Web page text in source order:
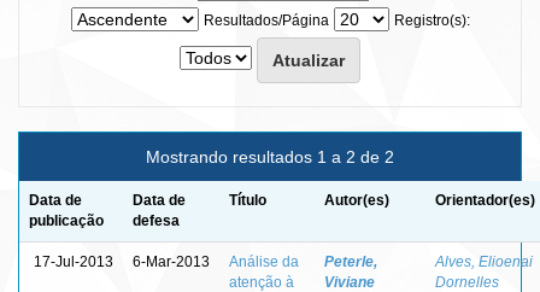
Resultados/Página
Registro(s):
Mostrando resultados 1 a 2 de 2
Data de
publicação
Data de
defesa
Título Autor(es) Orientador(es)
17-Jul-2013 6-Mar-2013
Análise da
atenção à
Peterle,
Viviane
Alves, Elioenai
Dornelles